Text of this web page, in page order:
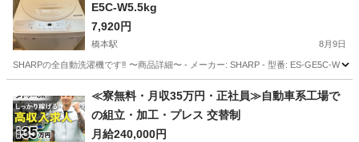
E5C-W5.5kg
7,920円
橋本駅 8月9日
SHARPの全自動洗濯機です‼︎ 〜商品詳細〜 - メーカー: SHARP - 型番: ES-GE5C-W -
橋本駅 生活家電
≪寮無料・月収35万円・正社員≫自動車系工場で
の組立・加工・プレス 交替制
月給240,000円